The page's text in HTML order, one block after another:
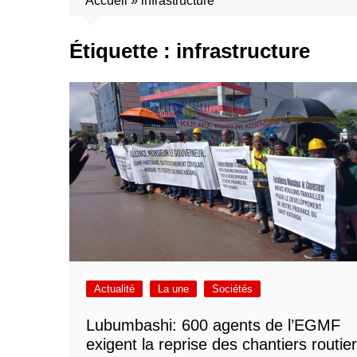
Étiquette : infrastructure
Actualité La une Sociétés
Lubumbashi: 600 agents de l’EGMF
exigent la reprise des chantiers